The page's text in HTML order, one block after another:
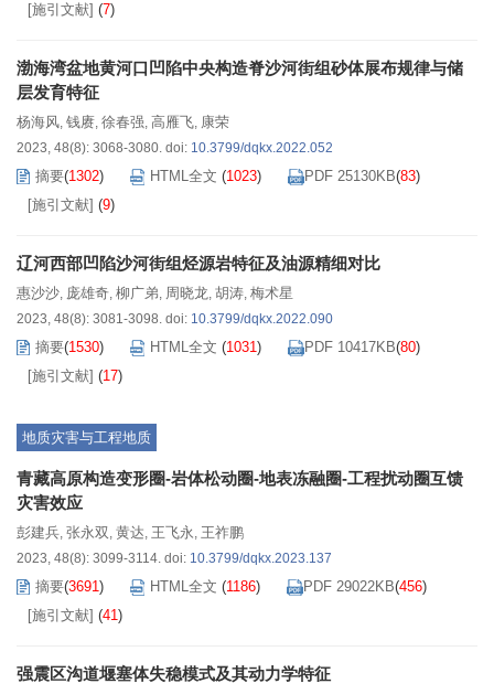
[施引文献] (7)
渤海湾盆地黄河口凹陷中央构造脊沙河街组砂体展布规律与储
层发育特征
杨海风, 钱赓, 徐春强, 高雁飞, 康荣
2023, 48(8): 3068-3080. doi: 10.3799/dqkx.2022.052
摘要(1302) HTML全文 (1023) PDF 25130KB(83)
[施引文献] (9)
辽河西部凹陷沙河街组烃源岩特征及油源精细对比
惠沙沙, 庞雄奇, 柳广弟, 周晓龙, 胡涛, 梅术星
2023, 48(8): 3081-3098. doi: 10.3799/dqkx.2022.090
摘要(1530) HTML全文 (1031) PDF 10417KB(80)
[施引文献] (17)
地质灾害与工程地质
青藏高原构造变形圈-岩体松动圈-地表冻融圈-工程扰动圈互馈
灾害效应
彭建兵, 张永双, 黄达, 王飞永, 王祚鹏
2023, 48(8): 3099-3114. doi: 10.3799/dqkx.2023.137
摘要(3691) HTML全文 (1186) PDF 29022KB(456)
[施引文献] (41)
强震区沟道堰塞体失稳模式及其动力学特征